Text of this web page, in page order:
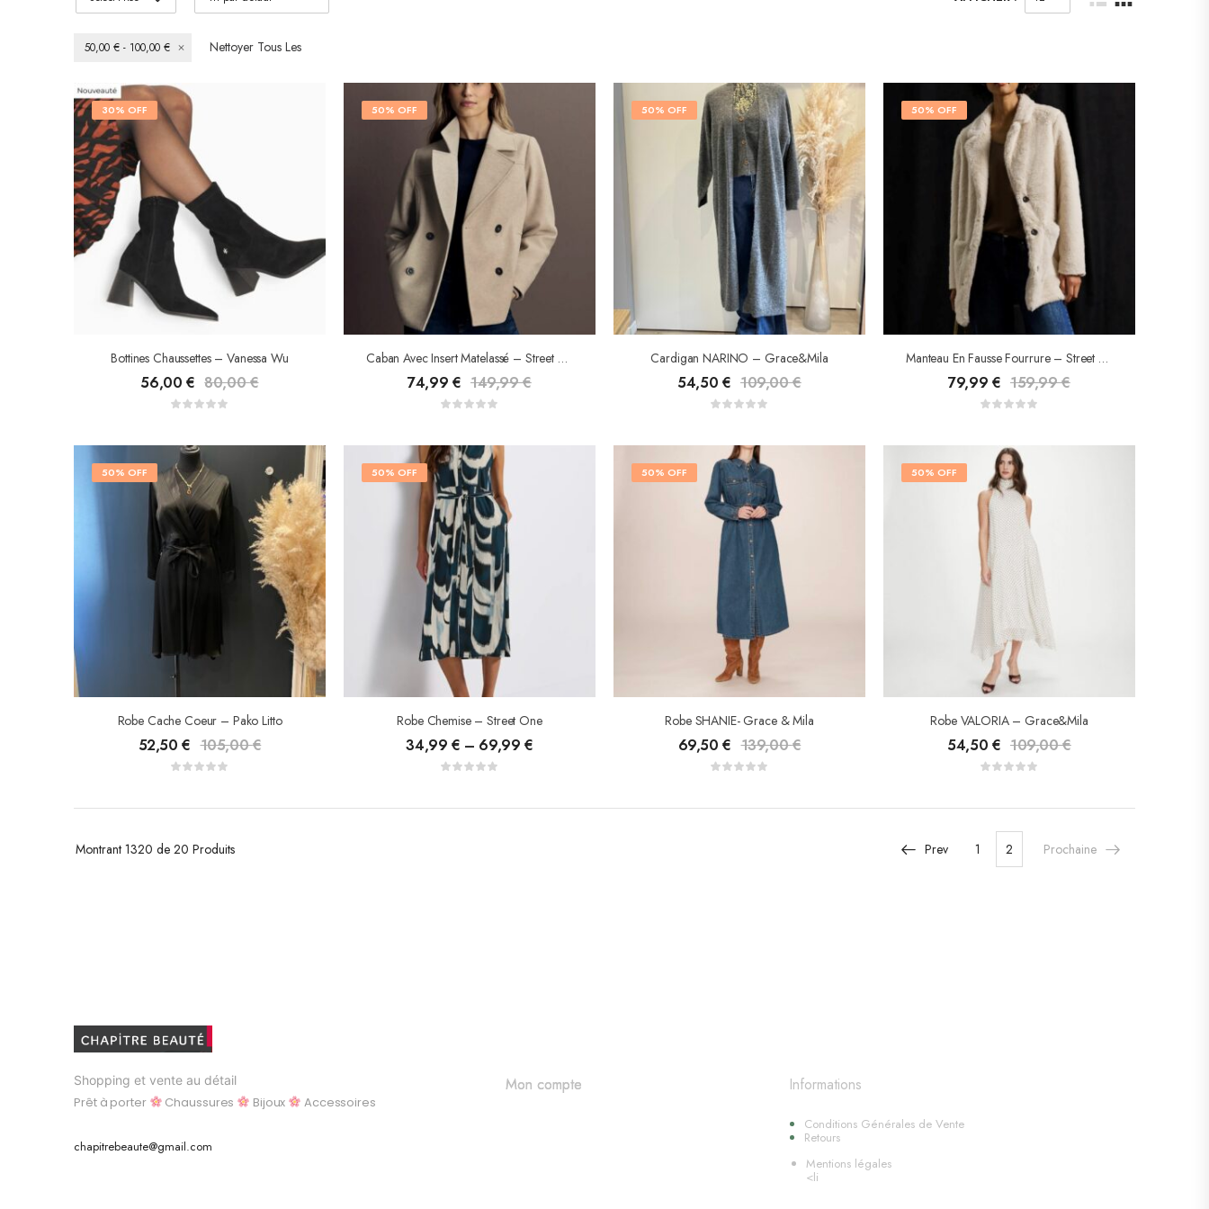
50,00 € - 100,00 € Nettoyer Tous Les
30% OFF
Bottines Chaussettes – Vanessa Wu
56,00€ 80,00€
50% OFF
Caban Avec Insert Matelassé – Street One
74,99 € 149,99€
50% OFF
Cardigan NARINO – Grace&Mila
54,50 € 109,00€
50% OFF
Manteau En Fausse Fourrure – Street One
79,99 € 159,99€
50% OFF
Robe Cache Coeur – Pako Litto
52,50€ 105,00€
50% OFF
Robe Chemise – Street One
34,99 € – 69,99€
50% OFF
Robe SHANIE- Grace & Mila
69,50€ 139,00€
50% OFF
Robe VALORIA – Grace&Mila
54,50 € 109,00€
Montrant 1320 de 20 Produits Prev 1 2 Prochaine
Shopping et vente au détail
Prêt à porter Chaussures Bijoux Accessoires
chapitrebeaute@gmail.com
Mon compte Informations
Conditions Générales de Vente
Retours
Mentions légales
<li